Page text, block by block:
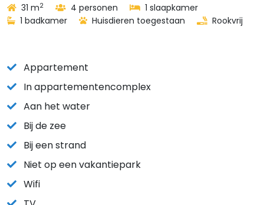
31 m2 4 personen
1 slaapkamer
1 badkamer
Huisdieren toegestaan Rookvrij
Appartement
In appartementencomplex
Aan het water
Bij de zee
Bij een strand
Niet op een vakantiepark
Wifi